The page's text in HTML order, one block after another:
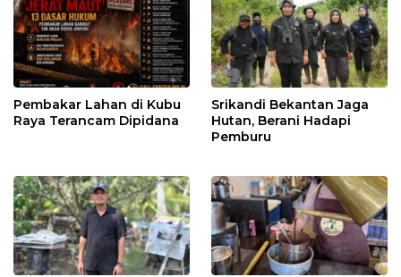
Pembakar Lahan di Kubu
Raya Terancam Dipidana
Srikandi Bekantan Jaga
Hutan, Berani Hadapi
Pemburu